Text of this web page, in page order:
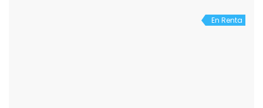
En Renta